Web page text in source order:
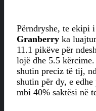
Përndryshe, te
Granberry ka
11.1 pikëve për
lojë dhe 5.5
shutin preciz të tij,
shutin për dy, e
mbi 40% saktësi në